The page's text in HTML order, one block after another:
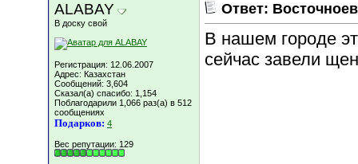
ALABAY
В доску свой
Регистрация: 12.06.2007
Адрес: Казахстан
Сообщений: 3,604
Сказал(а) спасибо: 1,154
Поблагодарили 1,066 раз(а) в 512
сообщениях
Подарков: 4
Вес репутации: 129
Ответ:
В нашем городе
сейчас завели